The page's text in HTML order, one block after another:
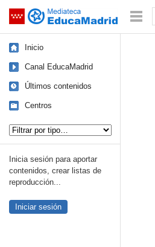
Saltar navegación
Inicio
Canal EducaMadrid
Últimos contenidos
Centros
Inicia sesión para aportar
contenidos, crear listas de
reproducción...
Iniciar sesión